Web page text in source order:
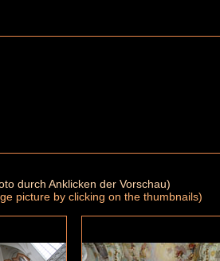
durch Anklicken der Vorschau)
picture by clicking on the thumbnails)